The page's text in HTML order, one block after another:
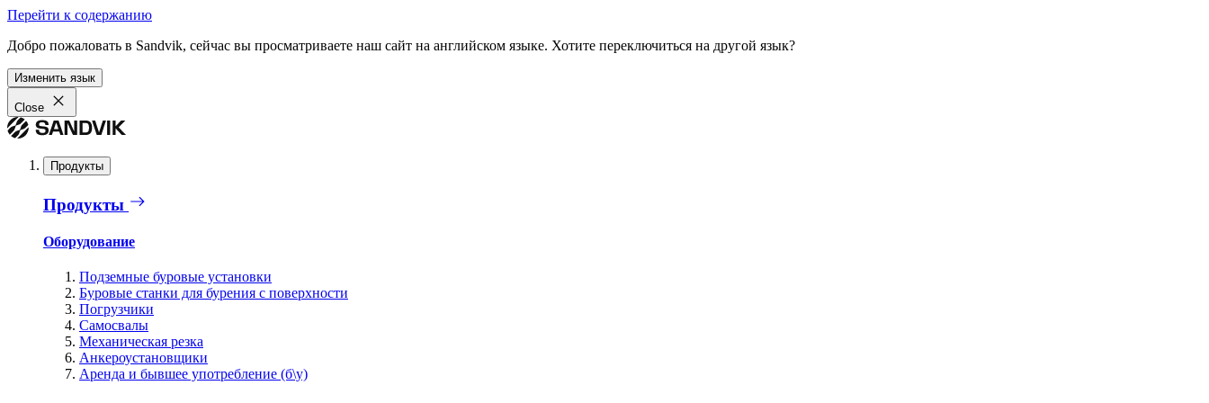
Перейти к содержанию
Добро пожаловать в Sandvik, сейчас вы просматриваете наш сайт на английском языке. Хотите переключиться на другой язык?
Изменить язык
Close
Продукты
Продукты
Оборудование
Подземные буровые установки
Буровые станки для бурения с поверхности
Погрузчики
Самосвалы
Механическая резка
Анкероустановщики
Аренда и бывшее употребление (б\у)